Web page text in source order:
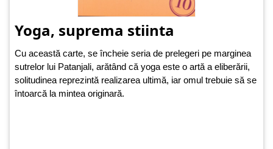
Yoga, suprema stiinta
Cu această carte, se încheie seria de prelegeri pe marginea
sutrelor lui Patanjali, arătând că yoga este o artă a eliberării,
solitudinea reprezintă realizarea ultimă, iar omul trebuie să se
întoarcă la mintea originară.